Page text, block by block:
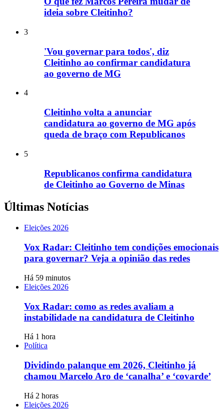
ideia sobre Cleitinho?
3
'Vou governar para todos', diz
Cleitinho ao confirmar candidatura
ao governo de MG
4
Cleitinho volta a anunciar
candidatura ao governo de MG após
queda de braço com Republicanos
5
Republicanos confirma candidatura
de Cleitinho ao Governo de Minas
Últimas Notícias
Eleições 2026
Vox Radar: Cleitinho tem condições emocionais
para governar? Veja a opinião das redes
Há 59 minutos
Eleições 2026
Vox Radar: como as redes avaliam a
instabilidade na candidatura de Cleitinho
Há 1 hora
Política
Dividindo palanque em 2026, Cleitinho já
chamou Marcelo Aro de ‘canalha’ e ‘covarde’
Há 2 horas
Eleições 2026